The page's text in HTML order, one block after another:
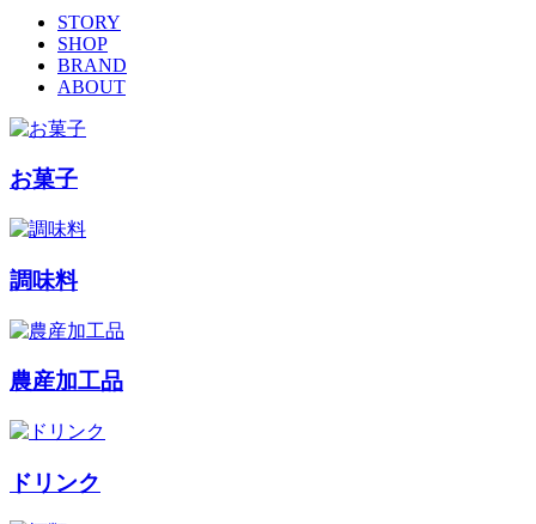
STORY
SHOP
BRAND
ABOUT
お菓子
調味料
農産加工品
ドリンク